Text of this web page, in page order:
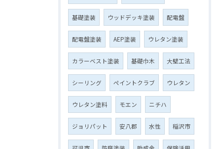
基礎塗装 ウッドデッキ塗装 配電盤
配電盤塗装 AEP塗装 ウレタン塗装
カラーベスト塗装 基礎巾木 大壁工法
シーリング ペイントクラブ ウレタン
ウレタン塗料 モエン ニチハ
ジョリパット 安八郡 水性 稲沢市